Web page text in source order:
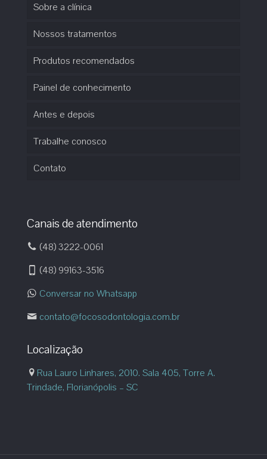
Sobre a clínica
Nossos tratamentos
Produtos recomendados
Painel de conhecimento
Antes e depois
Trabalhe conosco
Contato
Canais de atendimento
(48) 3222-0061
(48) 99163-3516
Conversar no Whatsapp
contato@focosodontologia.com.br
Localização
Rua Lauro Linhares, 2010. Sala 405, Torre A.
Trindade, Florianópolis – SC